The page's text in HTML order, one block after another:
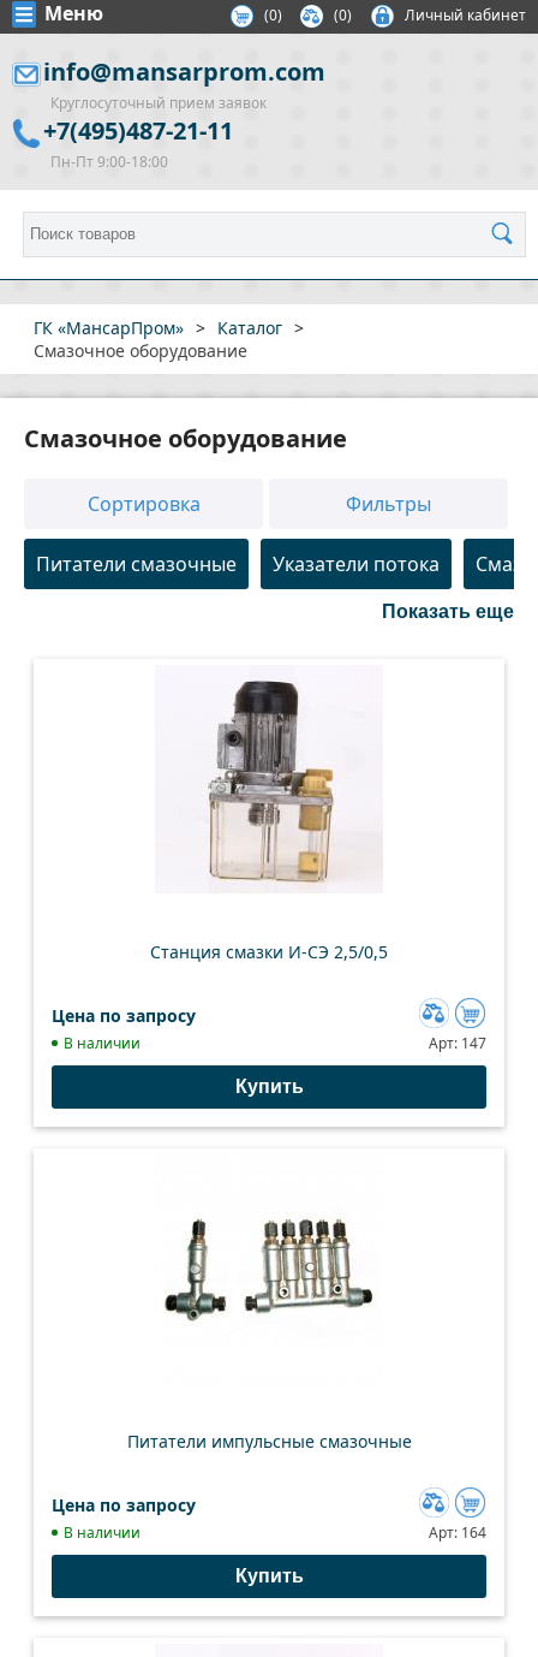
Меню (0) (0) Личный кабинет
info@mansarprom.com
Круглосуточный прием заявок
+7(495)487-21-11
Пн-Пт 9:00-18:00
ГК «МансарПром» > Каталог >
Смазочное оборудование
Смазочное оборудование
Сортировка Фильтры
Питатели смазочные Указатели потока
Показать еще
Станция смазки И-СЭ 2,5/0,5
Цена по запросу
Добавить
к
В наличии Арт: 147
Купить
Питатели импульсные смазочные
Цена по запросу
Добавить
к
В наличии Арт: 164
Купить